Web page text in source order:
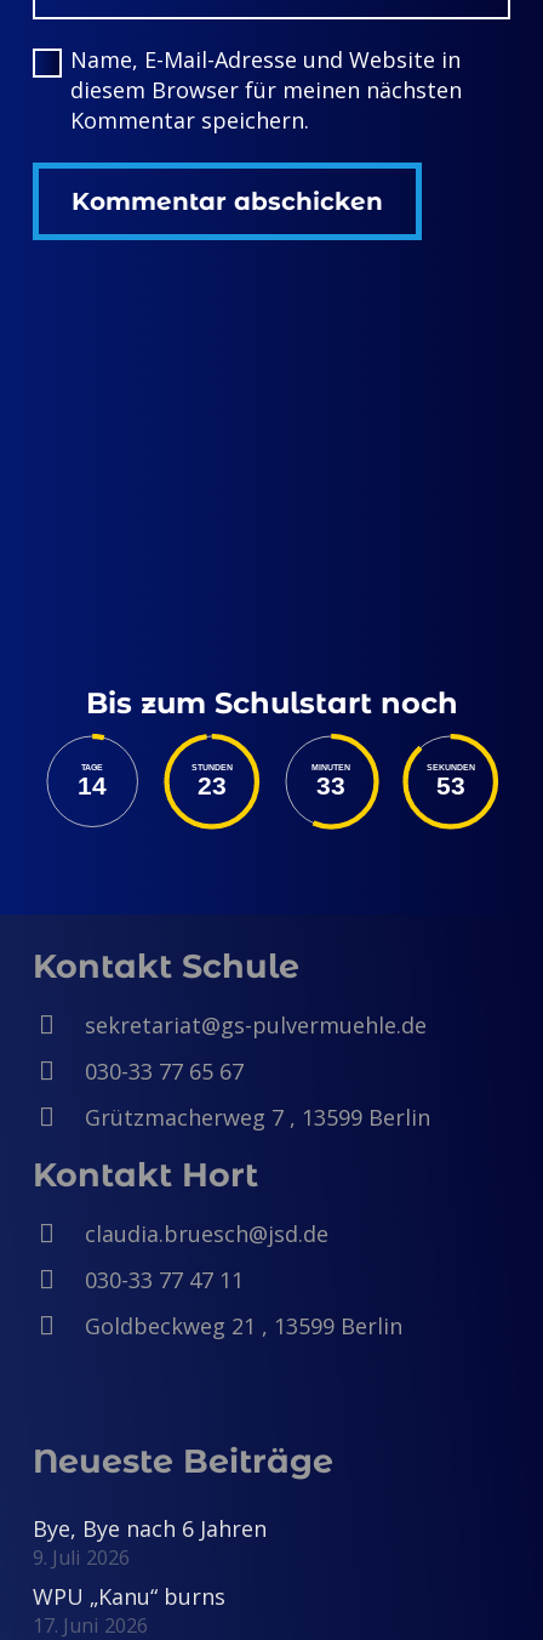
Name, E-Mail-Adresse und Website in
diesem Browser für meinen nächsten
Kommentar speichern.
Kommentar abschicken
Bis zum Schulstart noch
TAGE
14
STUNDEN
23
MINUTEN
33
SEKUNDEN
52
Kontakt Schule
sekretariat@gs-pulvermuehle.de
030-33 77 65 67
Grützmacherweg 7 , 13599 Berlin
Kontakt Hort
claudia.bruesch@jsd.de
030-33 77 47 11
Goldbeckweg 21 , 13599 Berlin
Neueste Beiträge
Bye, Bye nach 6 Jahren
9. Juli 2026
WPU „Kanu“ burns
17. Juni 2026